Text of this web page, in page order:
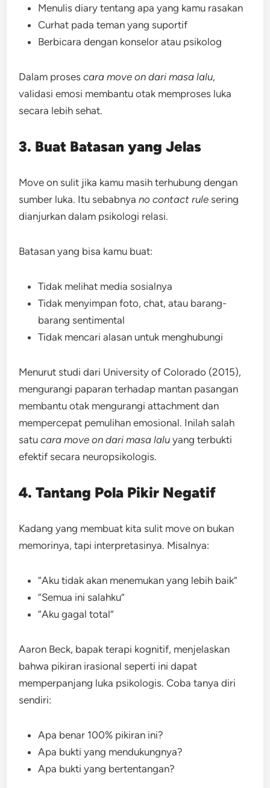
Menulis diary tentang apa yang kamu rasakan
Curhat pada teman yang suportif
Berbicara dengan konselor atau psikolog
Dalam prosescara move on dari masa lalu,
validasi emosi membantu otak memproses luka
secara lebih sehat.
3. Buat Batasan yang Jelas
Move on sulit jika kamu masih terhubung dengan
sumber luka. Itu sebabnyano contact rule sering
dianjurkan dalam psikologi relasi.
Batasan yang bisa kamu buat:
Tidak melihat media sosialnya
Tidak menyimpan foto, chat, atau barang-
barang sentimental
Tidak mencari alasan untuk menghubungi
Menurut studi dari University of Colorado (2015),
mengurangi paparan terhadap mantan pasangan
membantu otak mengurangi attachment dan
mempercepat pemulihan emosional. Inilah salah
satucara move on dari masa lalu yang terbukti
efektif secara neuropsikologis.
4. Tantang Pola Pikir Negatif
Kadang yang membuat kita sulit move on bukan
memorinya, tapi interpretasinya. Misalnya:
“Aku tidak akan menemukan yang lebih baik”
“Semua ini salahku”
“Aku gagal total”
Aaron Beck, bapak terapi kognitif, menjelaskan
bahwa pikiran irasional seperti ini dapat
memperpanjang luka psikologis. Coba tanya diri
sendiri:
Apa benar 100% pikiran ini?
Apa bukti yang mendukungnya?
Apa bukti yang bertentangan?